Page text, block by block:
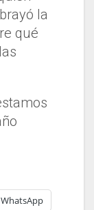
la
qué
WhatsApp